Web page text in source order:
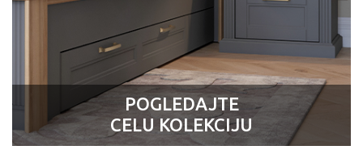
POGLEDAJTE
CELU KOLEKCIJU